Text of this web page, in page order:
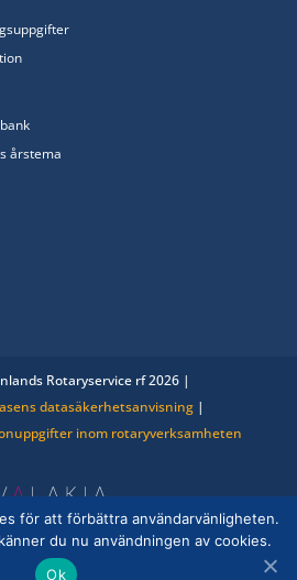
årstema
Rotaryservice rf 2026 |
datasäkerhetsanvisning|
inom rotaryverksamheten
för att förbättra användarvänligheten.
du nu användningen av cookies.
Ok